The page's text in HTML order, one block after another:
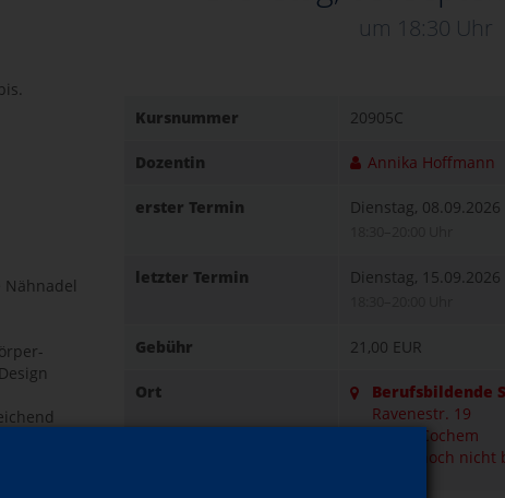
um 18:30 Uhr
Kursnummer 20905C
Dozentin Annika Hoffmann
erster Termin Dienstag, 08.09.2026
letzter Termin Dienstag, 15.09.2026
Gebühr 21,00 EUR
Ort
Berufsbildende
Ravenestr. 19
56812 Cochem
Raum noch nicht
kleinen